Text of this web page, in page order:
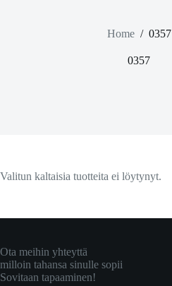
Home / 0357
0357
Valitun kaltaisia tuotteita ei löytynyt.
Ota meihin yhteyttä
milloin tahansa sinulle sopii
Sovitaan tapaaminen!